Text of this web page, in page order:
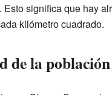
Esto significa que hay
kilómetro cuadrado.
de la población